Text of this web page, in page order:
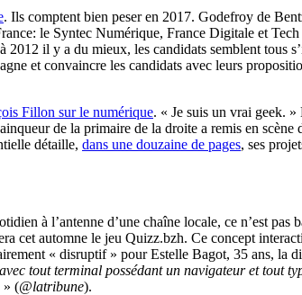
. Ils comptent bien peser en 2017. Godefroy de
le Syntec Numérique, France Digitale et
il y a du mieux, les candidats semblent tous
et convaincre les candidats avec leurs
Fillon sur le numérique. « Je suis un vrai geek.
de la primaire de la droite a remis en scène
détaille, dans une douzaine de pages, ses
à l’antenne d’une chaîne locale, ce n’est pas
cet automne le jeu Quizz.bzh. Ce concept
« disruptif » pour Estelle Bagot, 35 ans, la
tout terminal possédant un navigateur et tout
» (@latribune).